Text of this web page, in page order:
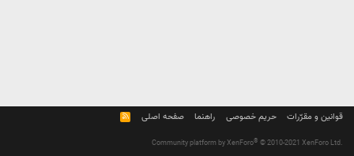
قوانین و مقرّرات حریم خصوصی راهنما صفحه اصلی
R
S
Community platform by XenForo® © 2010-2021 XenForo Ltd.